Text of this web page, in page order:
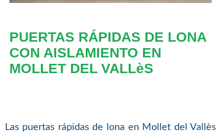
PUERTAS RÁPIDAS DE LONA
CON AISLAMIENTO EN
MOLLET DEL VALLèS
Las puertas rápidas de lona en Mollet del Vallès